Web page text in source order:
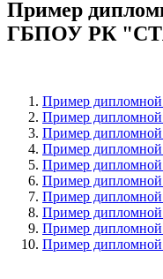
Пример
ГБПОУ РК
Пример
Пример
Пример
Пример
Пример
Пример
Пример
Пример
Пример
Пример дипломной